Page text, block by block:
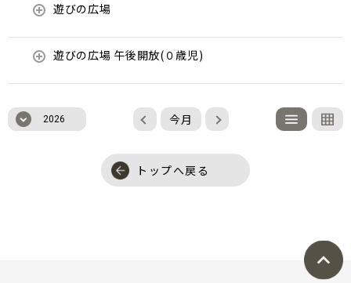
遊びの広場
遊びの広場 午後開放(０歳児)
2026 今月
トップへ戻る